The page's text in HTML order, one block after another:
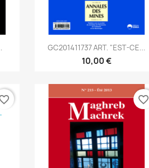
Aperçu rapide
GC201411737 ART. "EST-CE...
10,00 €
favorite_border